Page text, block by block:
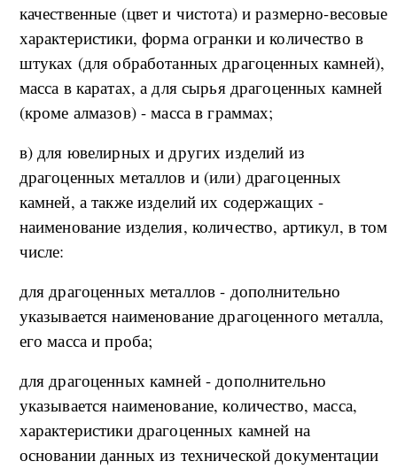
качественные (цвет и чистота) и размерно-весовые
характеристики, форма огранки и количество в
штуках (для обработанных драгоценных камней),
масса в каратах, а для сырья драгоценных камней
(кроме алмазов) - масса в граммах;
в) для ювелирных и других изделий из
драгоценных металлов и (или) драгоценных
камней, а также изделий их содержащих -
наименование изделия, количество, артикул, в том
числе:
для драгоценных металлов - дополнительно
указывается наименование драгоценного металла,
его масса и проба;
для драгоценных камней - дополнительно
указывается наименование, количество, масса,
характеристики драгоценных камней на
основании данных из технической документации